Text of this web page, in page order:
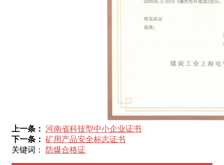
上一条： 河南省科技型中小企业证书
下一条： 矿用产品安全标志证书
关键词：
防爆合格证